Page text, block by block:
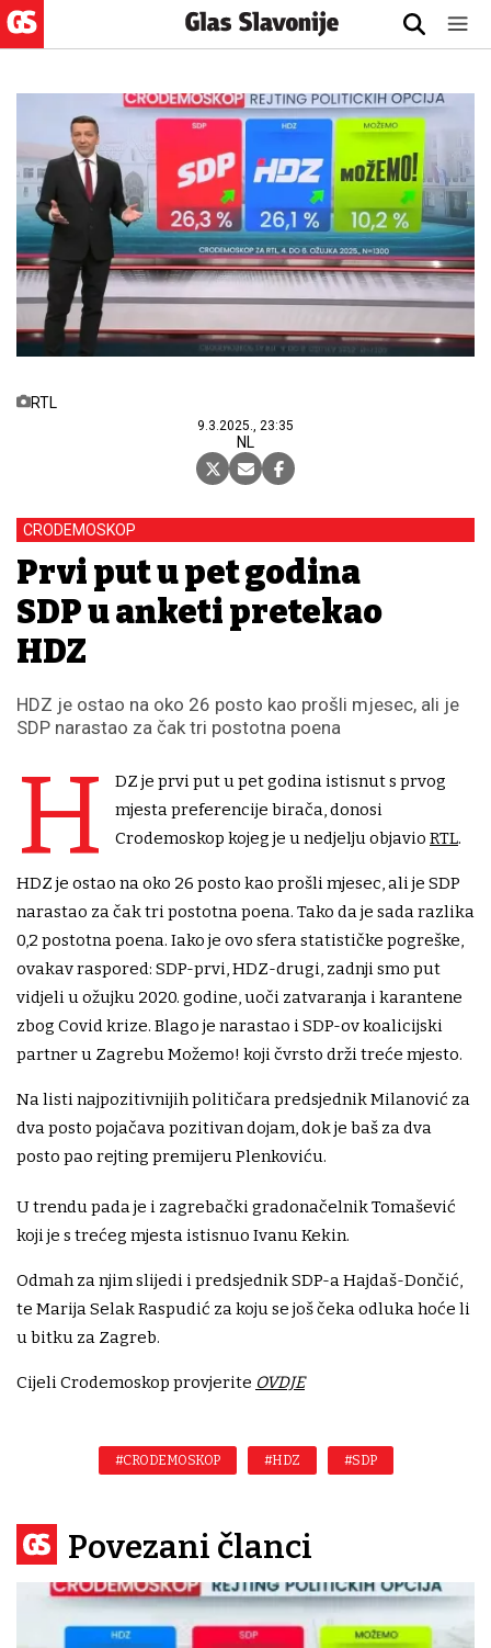
RTL
9.3.2025., 23:35
NL
CRODEMOSKOP
Prvi put u pet godina
SDP u anketi pretekao
HDZ
HDZ je ostao na oko 26 posto kao prošli mjesec, ali je
SDP narastao za čak tri postotna poena
H
DZ je prvi put u pet godina istisnut s prvog
mjesta preferencije birača, donosi
Crodemoskop kojeg je u nedjelju objavio RTL.
HDZ je ostao na oko 26 posto kao prošli mjesec, ali je SDP
narastao za čak tri postotna poena. Tako da je sada razlika
0,2 postotna poena. Iako je ovo sfera statističke pogreške,
ovakav raspored: SDP-prvi, HDZ-drugi, zadnji smo put
vidjeli u ožujku 2020. godine, uoči zatvaranja i karantene
zbog Covid krize. Blago je narastao i SDP-ov koalicijski
partner u Zagrebu Možemo! koji čvrsto drži treće mjesto.
Na listi najpozitivnijih političara predsjednik Milanović za
dva posto pojačava pozitivan dojam, dok je baš za dva
posto pao rejting premijeru Plenkoviću.
U trendu pada je i zagrebački gradonačelnik Tomašević
koji je s trećeg mjesta istisnuo Ivanu Kekin.
Odmah za njim slijedi i predsjednik SDP-a Hajdaš-Dončić,
te Marija Selak Raspudić za koju se još čeka odluka hoće li
u bitku za Zagreb.
Cijeli Crodemoskop provjerite OVDJE
#CRODEMOSKOP #HDZ #SDP
Povezani članci